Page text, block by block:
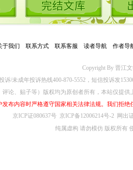
于我们 联系方式 联系客服 读者导航 作者导
Copyright By 晋江
诉/未成年投诉热线400-870-5552，短信投诉发
论、贴子等）版权均为原创者所有，本站仅提
发布内容时严格遵守国家相关法律法规。我们拒
京ICP证080637号 京ICP备12006214号-2 网出
纯属虚构 请勿模仿 版权所有